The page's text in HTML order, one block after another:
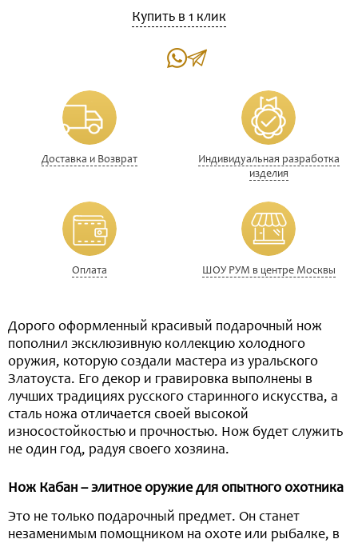
Купить в 1 клик
Доставка и Возврат
Индивидуальная разработка
изделия
Оплата ШОУ РУМ в центре Москвы
Дорого оформленный красивый подарочный нож
пополнил эксклюзивную коллекцию холодного
оружия, которую создали мастера из уральского
Златоуста. Его декор и гравировка выполнены в
лучших традициях русского старинного искусства, а
сталь ножа отличается своей высокой
износостойкостью и прочностью. Нож будет служить
не один год, радуя своего хозяина.
Нож Кабан – элитное оружие для опытного охотника
Это не только подарочный предмет. Он станет
незаменимым помощником на охоте или рыбалке, в